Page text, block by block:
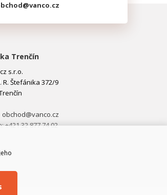
Trenčín
s.r.o.
R. Štefánika 372/9
obchod@vanco.cz
+421 32 877 74 02